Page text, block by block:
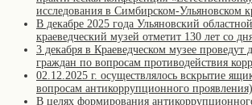
исследования в Симбирском-Ульяновском
В декабре 2025 года Ульяновский областной
краеведческий музей отметит 130 лет со
3 декабря в Краеведческом музее проведут
граждан по вопросам противодействия
02.12.2025 г. осуществлялось вскрытие
вопросам антикоррупционного проявления)
В целях формирования